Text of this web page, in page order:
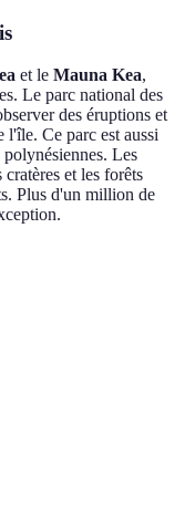
et le Mauna Kea,
Le parc national des
des éruptions et
l'île. Ce parc est aussi
Les
et les forêts
Plus d'un million de